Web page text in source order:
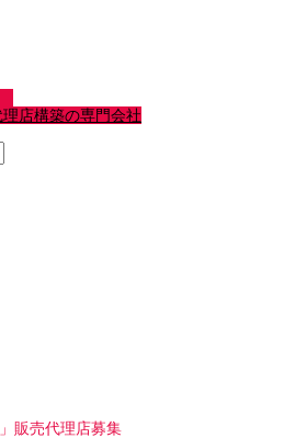
販売代理店募集